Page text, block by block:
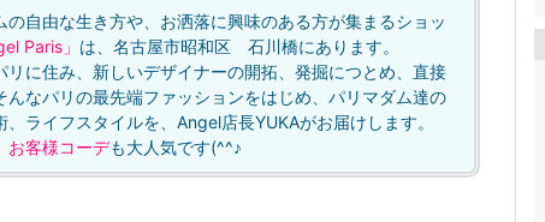
き方や、お洒落に興味のある方が集まるショッ
Paris」 は、名古屋市昭和区 石川橋にあります。
リに住み、新しいデザイナーの開拓、発掘につとめ、直接
んなパリの最先端ファッションをはじめ、パリマダム達の
ライフスタイルを、Angel店長YUKAがお届けします。
お客様コーデも大人気です(^^♪